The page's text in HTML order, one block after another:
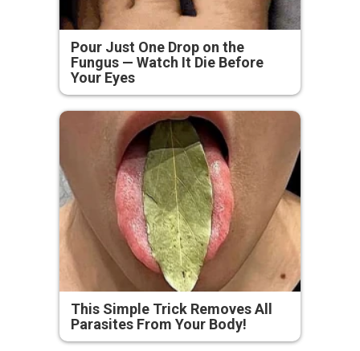
Pour Just One Drop on the
Fungus — Watch It Die Before
Your Eyes
This Simple Trick Removes All
Parasites From Your Body!